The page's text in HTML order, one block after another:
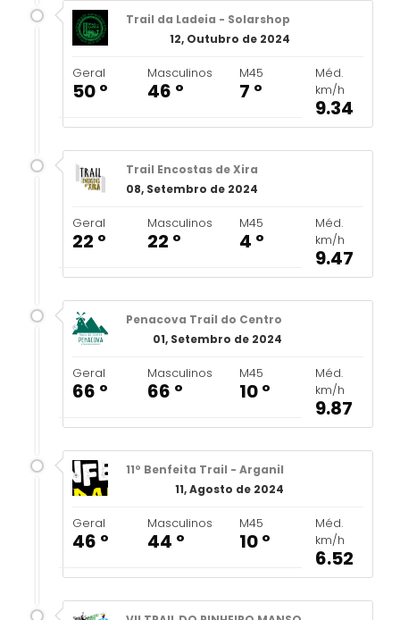
Trail da Ladeia - Solarshop
12, Outubro de 2024
Geral
50 º
Masculinos
46 º
M45
7 º
Méd.
km/h
9.34
Trail Encostas de Xira
08, Setembro de 2024
Geral
22 º
Masculinos
22 º
M45
4 º
Méd.
km/h
9.47
Penacova Trail do Centro
01, Setembro de 2024
Geral
66 º
Masculinos
66 º
M45
10 º
Méd.
km/h
9.87
11º Benfeita Trail - Arganil
11, Agosto de 2024
Geral
46 º
Masculinos
44 º
M45
10 º
Méd.
km/h
6.52